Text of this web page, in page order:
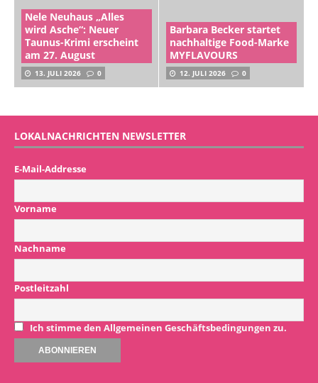
Nele Neuhaus „Alles
wird Asche“: Neuer
Taunus-Krimi erscheint
am 27. August
13. JULI 2026 0
Barbara Becker startet
nachhaltige Food-Marke
MYFLAVOURS
12. JULI 2026 0
LOKALNACHRICHTEN NEWSLETTER
E-Mail-Addresse
Vorname
Nachname
Postleitzahl
Ich stimme den Allgemeinen Geschäftsbedingungen zu.